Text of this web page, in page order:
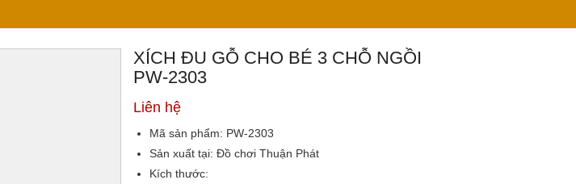
XÍCH ĐU GỖ CHO BÉ 3 CHỖ NGỒI
PW-2303
Liên hệ
Mã sản phẩm: PW-2303
Sản xuất tại: Đồ chơi Thuận Phát
Kích thước: